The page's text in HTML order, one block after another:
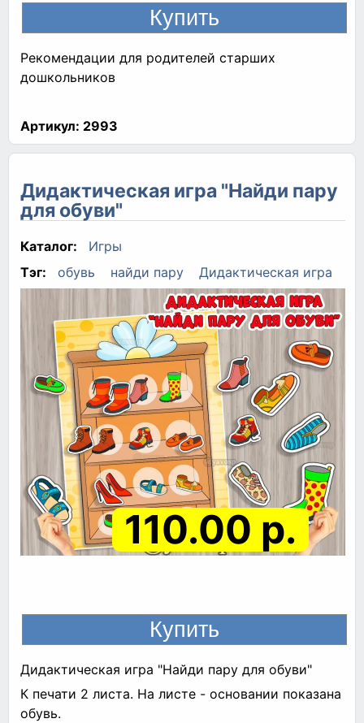
Рекомендации для родителей старших
дошкольников
Артикул: 2993
Дидактическая игра "Найди пару
для обуви"
Каталог:
Игры
Тэг:
обувь найди пару Дидактическая игра
110.00 р.
Дидактическая игра "Найди пару для обуви"
К печати 2 листа. На листе - основании показана
обувь.